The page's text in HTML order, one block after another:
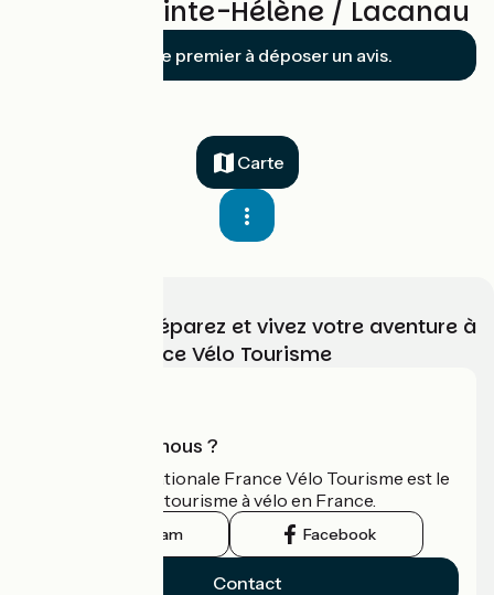
Avis sur Sainte-Hélène / Lacanau
Soyez le premier à déposer un avis.
Carte
Choisissez, préparez et vivez votre aventure à
vélo avec France Vélo Tourisme
Qui sommes-nous ?
L'association nationale France Vélo Tourisme est le
guide officiel du tourisme à vélo en France.
Instagram Facebook
Contact